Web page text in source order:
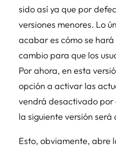
sido así ya que por
versiones menores. Lo
acabar es cómo se
cambio para que los
Por ahora, en esta
opción a activar las
vendrá desactivado
la siguiente versión será
Esto, obviamente, abre